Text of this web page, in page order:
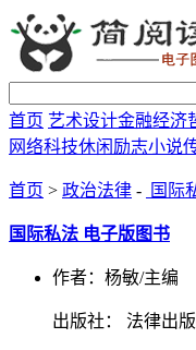
首页 艺术设计金融经济
网络科技休闲励志小说
首页 > 政治法律 - 国际
国际私法 电子版图书
作者：杨敏/主编
出版社： 法律出